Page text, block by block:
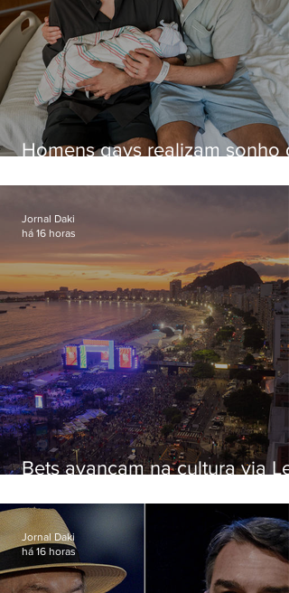
Homens gays realizam sonho
paternidade
Bets avançam na cultura via Lei
artistas
Jornal Daki
há 16 horas
Jornal Daki
há 16 horas